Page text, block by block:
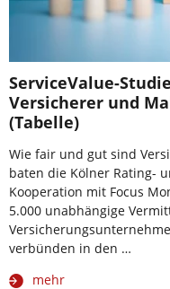
ServiceValue-
Versicherer und
(Tabelle)
Wie fair und gut sind
baten die Kölner Rating-
Kooperation mit Focus
5.000 unabhängige
verbünden in den …
mehr